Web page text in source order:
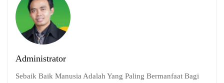
Administrator
Sebaik Baik Manusia Adalah Yang Paling Bermanfaat Bagi